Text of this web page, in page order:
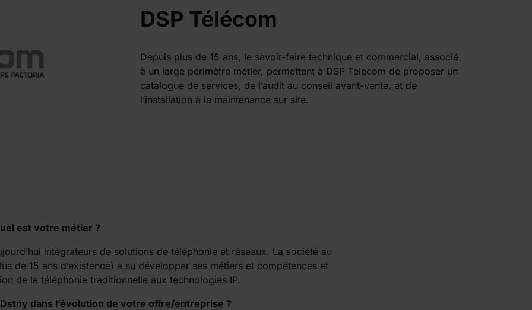
DSP Télécom
Depuis plus de 15 ans, le savoir-faire technique et commercial, associé
à un large périmètre métier, permettent à DSP Telecom de proposer un
catalogue de services, de l’audit au conseil avant-vente, et de
l’installation à la maintenance sur site.
est votre métier ?
intégrateurs de solutions de téléphonie et réseaux. La société au
de 15 ans d’existence) a su développer ses métiers et compétences et
de la téléphonie traditionnelle aux technologies IP.
dans l’évolution de votre offre/entreprise ?